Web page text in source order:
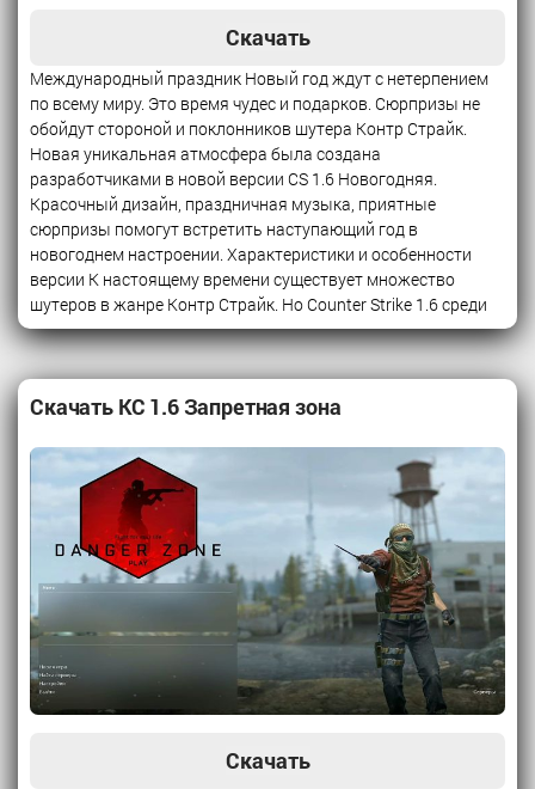
Скачать
Международный праздник Новый год ждут с нетерпением
по всему миру. Это время чудес и подарков. Сюрпризы не
обойдут стороной и поклонников шутера Контр Страйк.
Новая уникальная атмосфера была создана
разработчиками в новой версии CS 1.6 Новогодняя.
Красочный дизайн, праздничная музыка, приятные
сюрпризы помогут встретить наступающий год в
новогоднем настроении. Характеристики и особенности
версии К настоящему времени существует множество
шутеров в жанре Контр Страйк. Но Counter Strike 1.6 среди
Скачать КС 1.6 Запретная зона
Скачать